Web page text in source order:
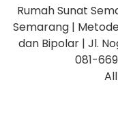
Rumah Sunat
Semarang |
dan Bipolar | Jl.
081-